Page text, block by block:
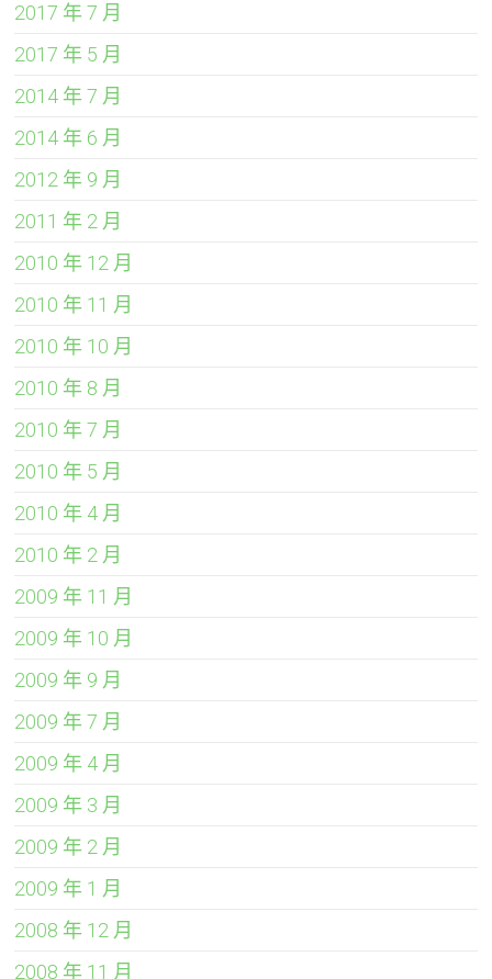
2017 年 7 月
2017 年 5 月
2014 年 7 月
2014 年 6 月
2012 年 9 月
2011 年 2 月
2010 年 12 月
2010 年 11 月
2010 年 10 月
2010 年 8 月
2010 年 7 月
2010 年 5 月
2010 年 4 月
2010 年 2 月
2009 年 11 月
2009 年 10 月
2009 年 9 月
2009 年 7 月
2009 年 4 月
2009 年 3 月
2009 年 2 月
2009 年 1 月
2008 年 12 月
2008 年 11 月